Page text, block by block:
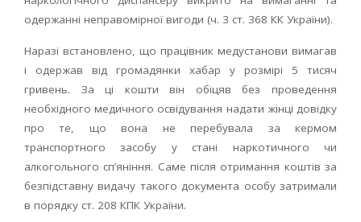
одержанні неправомірної вигоди (ч. 3 ст. 368 КК України).
Наразі встановлено, що працівник медустанови вимагав
і одержав від громадянки хабар у розмірі 5 тисяч
гривень. За ці кошти він обіцяв без проведення
необхідного медичного освідування надати жінці довідку
про те, що вона не перебувала за кермом
транспортного засобу у стані наркотичного чи
алкогольного сп’яніння. Саме після отримання коштів за
безпідставну видачу такого документа особу затримали
в порядку ст. 208 КПК України.